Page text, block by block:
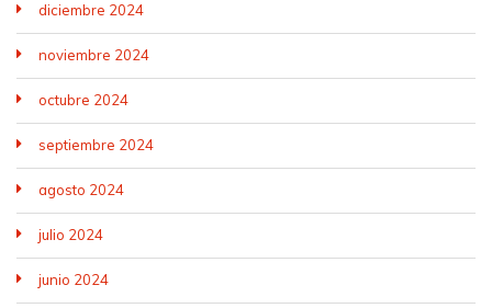
diciembre 2024
noviembre 2024
octubre 2024
septiembre 2024
agosto 2024
julio 2024
junio 2024